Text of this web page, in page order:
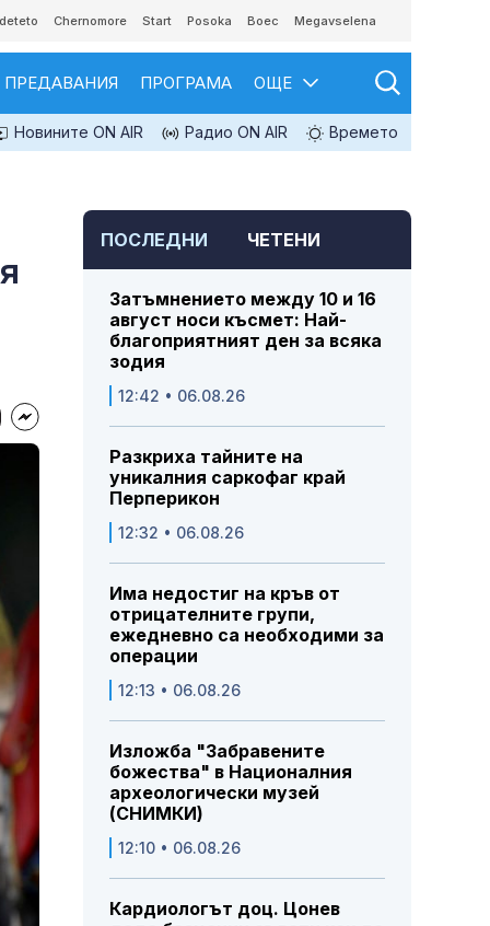
Chernomore Start Posoka Boec Megavselena
ПРЕДАВАНИЯ ПРОГРАМА ОЩЕ
Новините ON AIR Радио ON AIR Времето
ПОСЛЕДНИ ЧЕТЕНИ
Затъмнението между 10 и 16
август носи късмет: Най-
благоприятният ден за всяка
зодия
12:42 • 06.08.26
Разкриха тайните на
уникалния саркофаг край
Перперикон
12:32 • 06.08.26
Има недостиг на кръв от
отрицателните групи,
ежедневно са необходими за
операции
12:13 • 06.08.26
Изложба "Забравените
божества" в Националния
археологически музей
(СНИМКИ)
12:10 • 06.08.26
Кардиологът доц. Цонев